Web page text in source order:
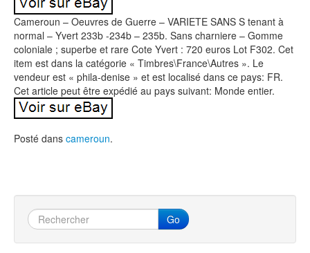
Cameroun – Oeuvres de Guerre – VARIETE SANS S tenant à
normal – Yvert 233b -234b – 235b. Sans charniere – Gomme
coloniale ; superbe et rare Cote Yvert : 720 euros Lot F302. Cet
item est dans la catégorie « Timbres\France\Autres ». Le
vendeur est « phila-denise » et est localisé dans ce pays: FR.
Cet article peut être expédié au pays suivant: Monde entier.
Posté dans cameroun.
Go